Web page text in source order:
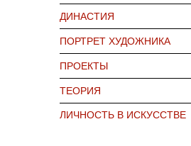
ДИНАСТИЯ
ПОРТРЕТ ХУДОЖНИКА
ПРОЕКТЫ
ТЕОРИЯ
ЛИЧНОСТЬ В ИСКУССТВЕ